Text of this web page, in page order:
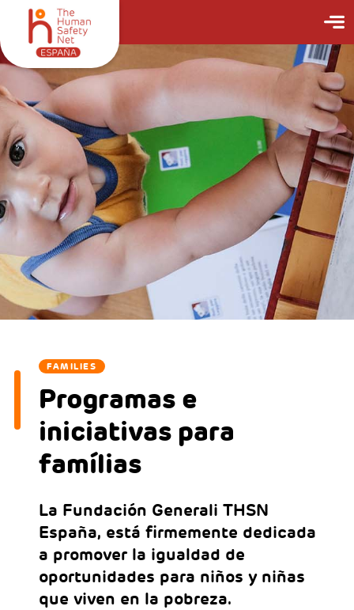
FAMILIES
Programas e
iniciativas para
famílias
La Fundación Generali THSN
España, está firmemente dedicada
a promover la igualdad de
oportunidades para niños y niñas
que viven en la pobreza.